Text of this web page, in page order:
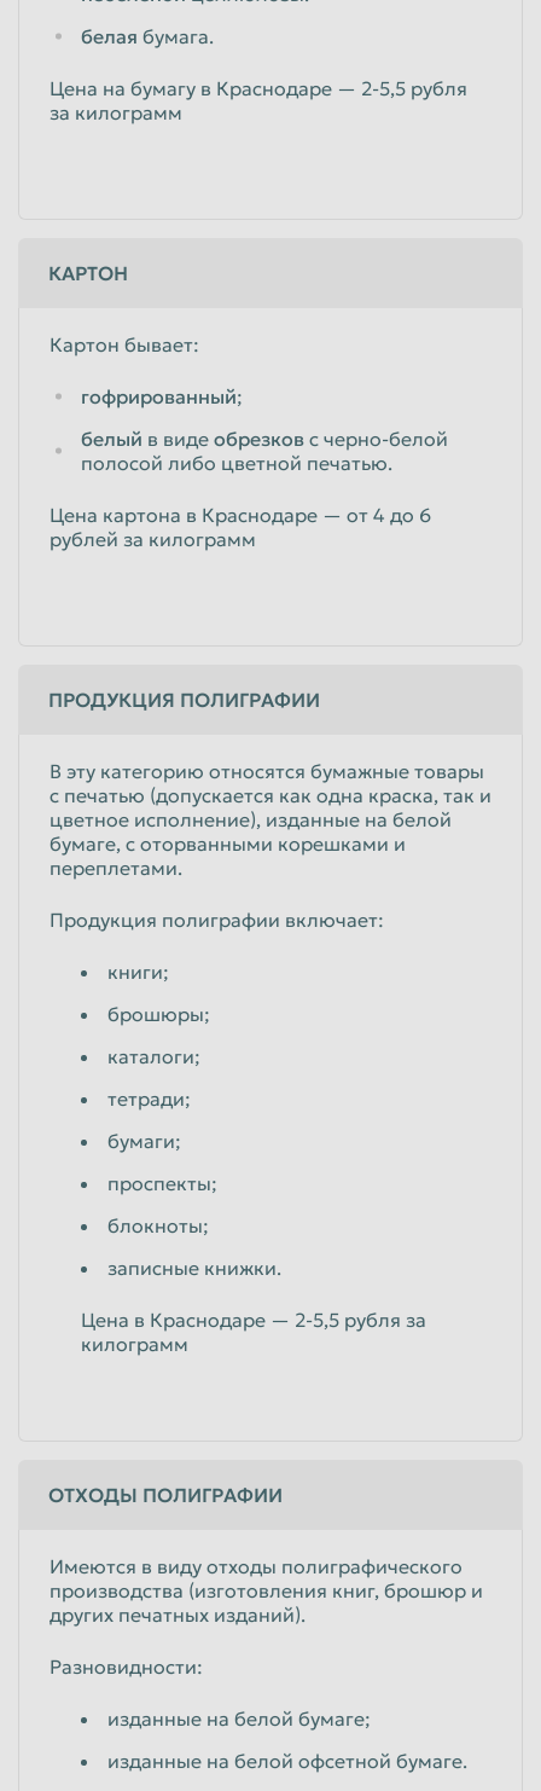
белая бумага.
Цена на бумагу в Краснодаре — 2-5,5 рубля
за килограмм
КАРТОН
Картон бывает:
гофрированный;
белый в виде обрезков с черно-белой
полосой либо цветной печатью.
Цена картона в Краснодаре — от 4 до 6
рублей за килограмм
ПРОДУКЦИЯ ПОЛИГРАФИИ
В эту категорию относятся бумажные товары
с печатью (допускается как одна краска, так и
цветное исполнение), изданные на белой
бумаге, с оторванными корешками и
переплетами.
Продукция полиграфии включает:
книги;
брошюры;
каталоги;
тетради;
бумаги;
проспекты;
блокноты;
записные книжки.
Цена в Краснодаре — 2-5,5 рубля за
килограмм
ОТХОДЫ ПОЛИГРАФИИ
Имеются в виду отходы полиграфического
производства (изготовления книг, брошюр и
других печатных изданий).
Разновидности:
изданные на белой бумаге;
изданные на белой офсетной бумаге.